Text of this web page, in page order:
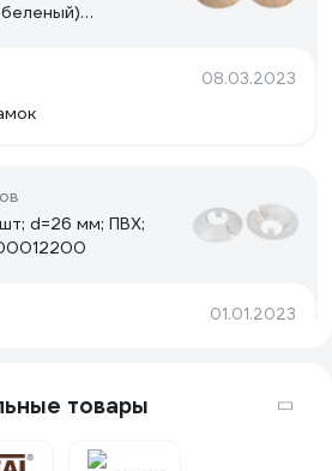
08.03.2023
d=26 мм; ПВХ;
01.01.2023
пвх GRACE d20
товары